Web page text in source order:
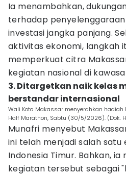
Ia menambahkan,
terhadap
investasi jangka panjang.
aktivitas ekonomi, langkah
memperkuat citra
kegiatan nasional di
3. Ditargetkan naik kelas
berstandar internasional
Wali Kota Makassar menyerahkan
Half Marathon, Sabtu (30/5/2026). (Dok.
Munafri menyebut
ini telah menjadi salah
Indonesia Timur. Bahkan,
kegiatan tersebut sebagai